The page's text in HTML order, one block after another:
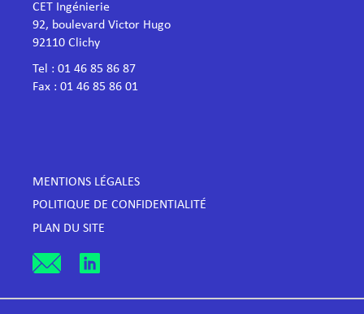
CET Ingénierie
92, boulevard Victor Hugo
​92110 Clichy
Tel : 01 46 85 86 87
Fax : 01 46 85 86 01
MENTIONS LÉGALES
POLITIQUE DE CONFIDENTIALITÉ
PLAN DU SITE